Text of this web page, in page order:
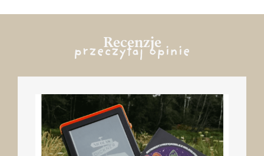
Recenzje
przeczytaj opinie